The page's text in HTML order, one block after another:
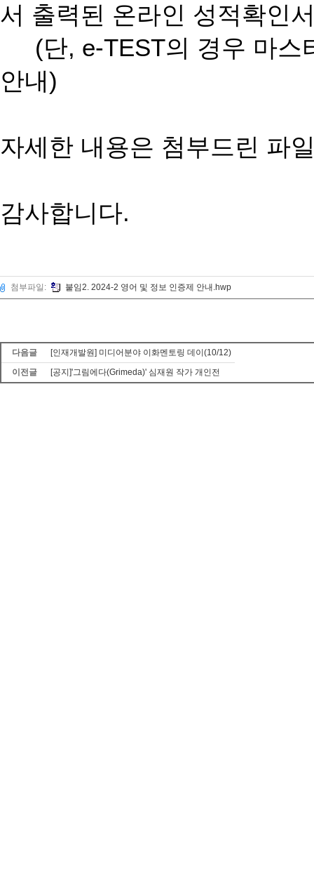
서 출력된 온라인 성적확인
(단, e-TEST의 경우 마스
안내)
자세한 내용은 첨부드린 파
감사합니다.
첨부파일: 붙임2. 2024-2 영어 및 정보 인증제 안내.hwp
다음글
[인재개발원] 미디어분야 이화멘토링 데이(10/12)
이전글
[공지]'그림에다(Grimeda)' 심재원 작가 개인전